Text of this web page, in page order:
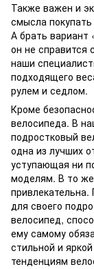
Также важен и
смысла
А брать вариант
он не справится
наши
подходящего
рулем и седлом.
Кроме
велосипеда. В
подростковый
одна из лучших
уступающая ни
моделям. В то
для своего
велосипед,
ему самому
стильной и
тенденциям